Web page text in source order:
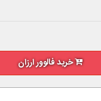
خرید فالوور ارزان